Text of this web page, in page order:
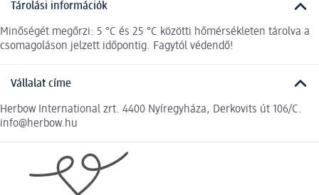
Tárolási információk
Minőségét megőrzi: 5 °C és 25 °C közötti hőmérsékleten tárolva a
csomagoláson jelzett időpontig. Fagytól védendő!
Vállalat címe
Herbow International zrt. 4400 Nyíregyháza, Derkovits út 106/C.
info@herbow.hu